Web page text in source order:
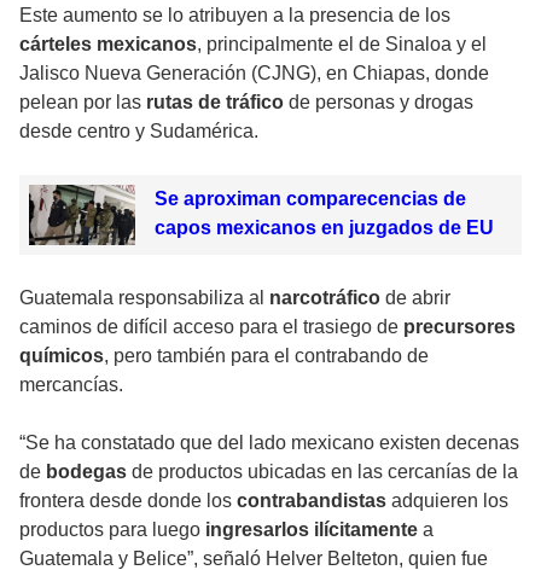
Este aumento se lo atribuyen a la presencia de los
cárteles mexicanos, principalmente el de Sinaloa y el
Jalisco Nueva Generación (CJNG), en Chiapas, donde
pelean por las rutas de tráfico de personas y drogas
desde centro y Sudamérica.
Se aproximan comparecencias de
capos mexicanos en juzgados de EU
Guatemala responsabiliza al narcotráfico de abrir
caminos de difícil acceso para el trasiego de precursores
químicos, pero también para el contrabando de
mercancías.
“Se ha constatado que del lado mexicano existen decenas
de bodegas de productos ubicadas en las cercanías de la
frontera desde donde los contrabandistas adquieren los
productos para luego ingresarlos ilícitamente a
Guatemala y Belice”, señaló Helver Belteton, quien fue